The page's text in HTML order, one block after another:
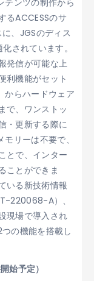
テンツの制作から
るACCESSのサ
、JGSのディス
されています。
発信が可能な上
利機能がセット
からハードウェア
で、ワンストッ
・更新する際に
リーは不要で、
とで、インター
ことができま
いる新技術情報
220068-A）、
現場で導入され
の機能を搭載し
始予定）